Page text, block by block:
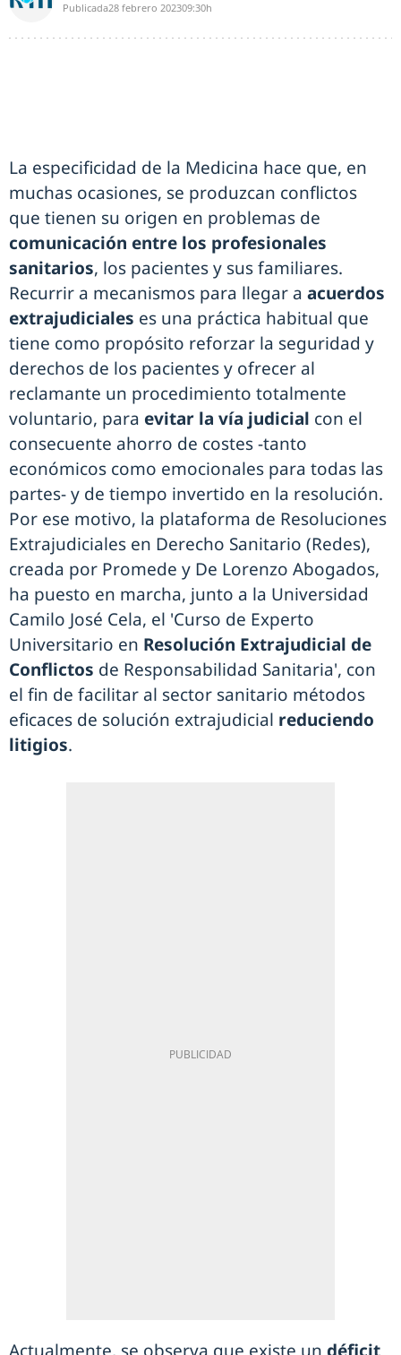
Publicada28 febrero 202309:30h
La especificidad de la Medicina hace que, en
muchas ocasiones, se produzcan conflictos
que tienen su origen en problemas de
comunicación entre los profesionales
sanitarios, los pacientes y sus familiares.
Recurrir a mecanismos para llegar a acuerdos
extrajudiciales es una práctica habitual que
tiene como propósito reforzar la seguridad y
derechos de los pacientes y ofrecer al
reclamante un procedimiento totalmente
voluntario, para evitar la vía judicial con el
consecuente ahorro de costes -tanto
económicos como emocionales para todas las
partes- y de tiempo invertido en la resolución.
Por ese motivo, la plataforma de Resoluciones
Extrajudiciales en Derecho Sanitario (Redes),
creada por Promede y De Lorenzo Abogados,
ha puesto en marcha, junto a la Universidad
Camilo José Cela, el 'Curso de Experto
Universitario en Resolución Extrajudicial de
Conflictos de Responsabilidad Sanitaria', con
el fin de facilitar al sector sanitario métodos
eficaces de solución extrajudicial reduciendo
litigios.